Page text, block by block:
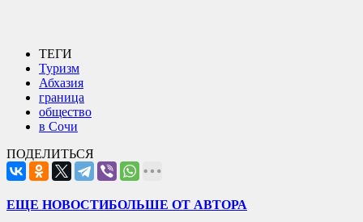
ТЕГИ
Туризм
Абхазия
граница
общество
в Сочи
ПОДЕЛИТЬСЯ
ЕЩЕ НОВОСТИБОЛЬШЕ ОТ АВТОРА